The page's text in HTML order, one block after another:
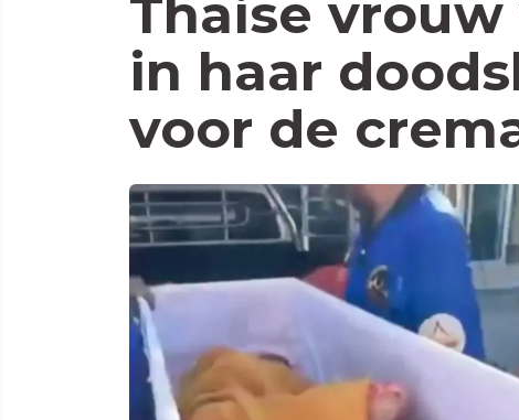
Thaise
in haar
voor de